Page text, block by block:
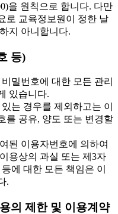
을 원칙으로 합니다. 다만
로 교육정보원이 정한 날
지 아니합니다.
등)
밀번호에 대한 모든 관리
있습니다.
는 경우를 제외하고는 이
를 공유, 양도 또는 변경할
된 이용자번호에 의하여
용상의 과실 또는 제3자
에 대한 모든 책임은 이
.
의 제한 및 이용계약